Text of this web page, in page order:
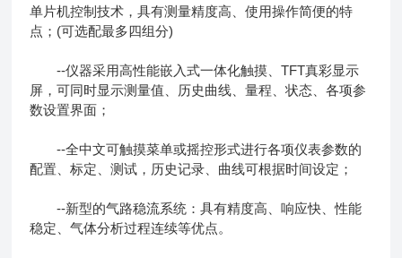
单片机控制技术，具有测量精度高、使用操作简便的特
点；(可选配最多四组分)
--仪器采用高性能嵌入式一体化触摸、TFT真彩显示
屏，可同时显示测量值、历史曲线、量程、状态、各项参
数设置界面；
--全中文可触摸菜单或摇控形式进行各项仪表参数的
配置、标定、测试，历史记录、曲线可根据时间设定；
--新型的气路稳流系统：具有精度高、响应快、性能
稳定、气体分析过程连续等优点。